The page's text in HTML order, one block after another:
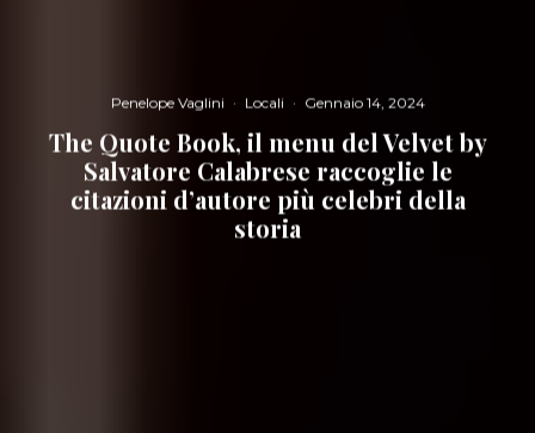
Penelope Vaglini · Locali · Gennaio 14, 2024
The Quote Book, il menu del Velvet by
Salvatore Calabrese raccoglie le
citazioni d’autore più celebri della
storia